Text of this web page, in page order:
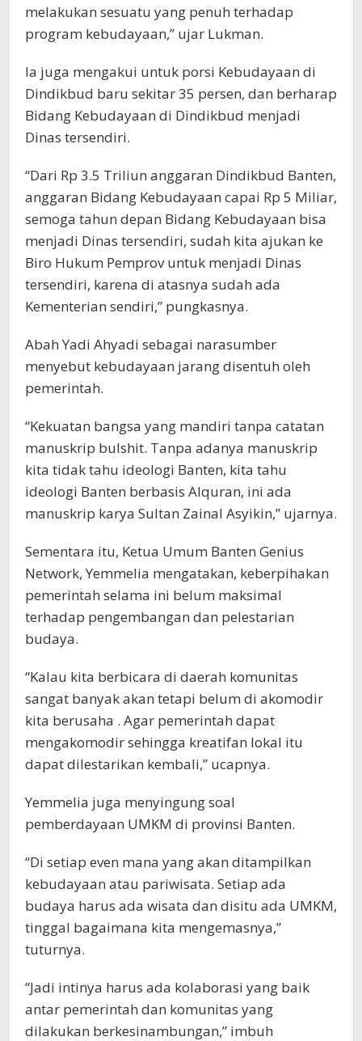
melakukan sesuatu yang penuh terhadap
program kebudayaan,” ujar Lukman.
Ia juga mengakui untuk porsi Kebudayaan di
Dindikbud baru sekitar 35 persen, dan berharap
Bidang Kebudayaan di Dindikbud menjadi
Dinas tersendiri.
“Dari Rp 3.5 Triliun anggaran Dindikbud Banten,
anggaran Bidang Kebudayaan capai Rp 5 Miliar,
semoga tahun depan Bidang Kebudayaan bisa
menjadi Dinas tersendiri, sudah kita ajukan ke
Biro Hukum Pemprov untuk menjadi Dinas
tersendiri, karena di atasnya sudah ada
Kementerian sendiri,” pungkasnya.
Abah Yadi Ahyadi sebagai narasumber
menyebut kebudayaan jarang disentuh oleh
pemerintah.
“Kekuatan bangsa yang mandiri tanpa catatan
manuskrip bulshit. Tanpa adanya manuskrip
kita tidak tahu ideologi Banten, kita tahu
ideologi Banten berbasis Alquran, ini ada
manuskrip karya Sultan Zainal Asyikin,” ujarnya.
Sementara itu, Ketua Umum Banten Genius
Network, Yemmelia mengatakan, keberpihakan
pemerintah selama ini belum maksimal
terhadap pengembangan dan pelestarian
budaya.
“Kalau kita berbicara di daerah komunitas
sangat banyak akan tetapi belum di akomodir
kita berusaha . Agar pemerintah dapat
mengakomodir sehingga kreatifan lokal itu
dapat dilestarikan kembali,” ucapnya.
Yemmelia juga menyingung soal
pemberdayaan UMKM di provinsi Banten.
“Di setiap even mana yang akan ditampilkan
kebudayaan atau pariwisata. Setiap ada
budaya harus ada wisata dan disitu ada UMKM,
tinggal bagaimana kita mengemasnya,”
tuturnya.
“Jadi intinya harus ada kolaborasi yang baik
antar pemerintah dan komunitas yang
dilakukan berkesinambungan,” imbuh